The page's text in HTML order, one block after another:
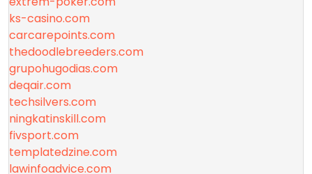
ks-casino.com
carcarepoints.com
thedoodlebreeders.com
grupohugodias.com
deqair.com
techsilvers.com
ningkatinskill.com
fivsport.com
templatedzine.com
lawinfoadvice.com